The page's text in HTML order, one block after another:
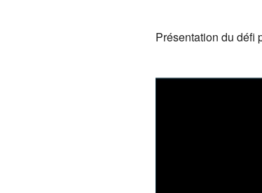
Présentation du défi